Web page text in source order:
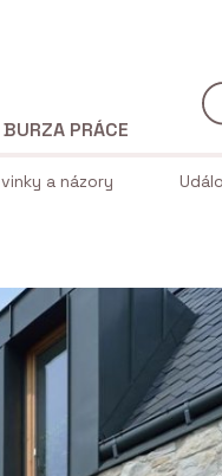
a názory
BURZA PRÁCE